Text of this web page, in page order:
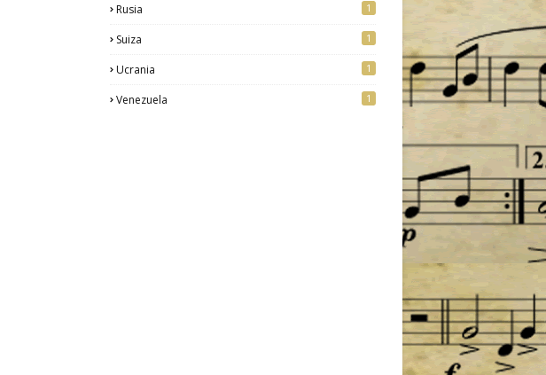
Rusia 1
Suiza 1
Ucrania 1
Venezuela 1